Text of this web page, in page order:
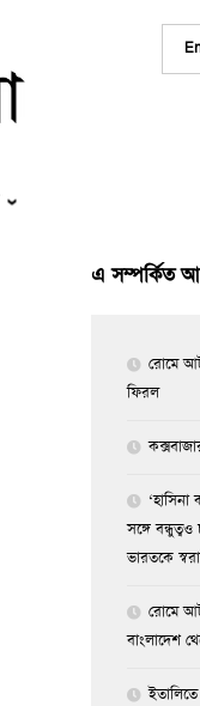
এ সম্পর্কিত
রোমে
ফিরল
সঙ্গে
ভারতকে
রোমে
বাংলাদেশ